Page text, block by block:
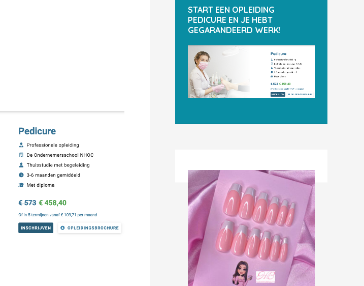
START EEN OPLEIDING
PEDICURE EN JE HEBT
GEGARANDEERD WERK!